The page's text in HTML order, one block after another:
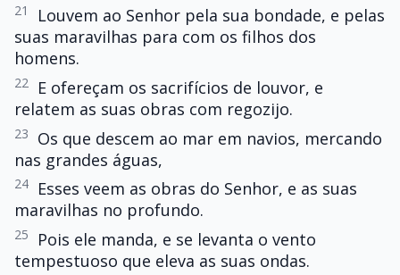
21
Louvem ao Senhor pela sua bondade, e pelas
suas maravilhas para com os filhos dos
homens.
22
E ofereçam os sacrifícios de louvor, e
relatem as suas obras com regozijo.
23
Os que descem ao mar em navios, mercando
nas grandes águas,
24
Esses veem as obras do Senhor, e as suas
maravilhas no profundo.
25
Pois ele manda, e se levanta o vento
tempestuoso que eleva as suas ondas.